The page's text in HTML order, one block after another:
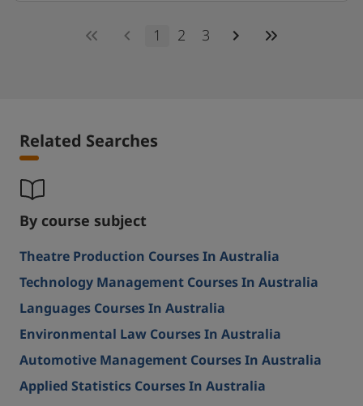
1 2 3
Related Searches
By course subject
Theatre Production Courses In Australia
Technology Management Courses In Australia
Languages Courses In Australia
Environmental Law Courses In Australia
Automotive Management Courses In Australia
Applied Statistics Courses In Australia